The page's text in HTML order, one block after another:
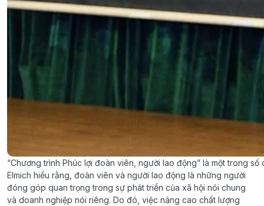
“Chương trình Phúc lợi đoàn viên, người lao động” là một trong
Elmich hiểu rằng, đoàn viên và người lao động là những người
đóng góp quan trọng trong sự phát triển của xã hội nói chung
và doanh nghiệp nói riêng. Do đó, việc nâng cao chất lượng